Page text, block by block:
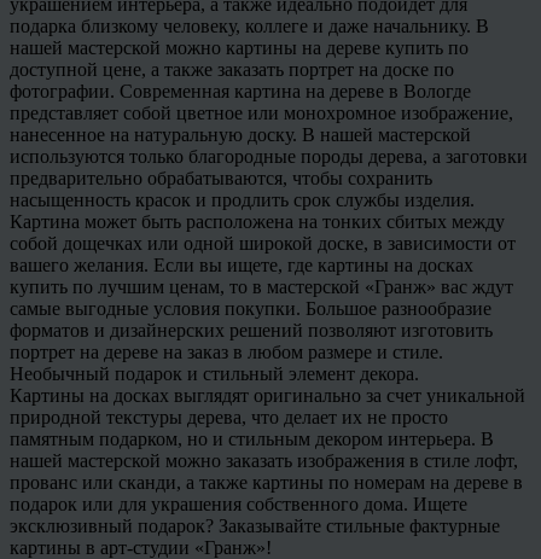
подарка близкому человеку, коллеге и даже начальнику. В
нашей мастерской можно картины на дереве купить по
доступной цене, а также заказать портрет на доске по
фотографии. Современная картина на дереве в Вологде
представляет собой цветное или монохромное изображение,
нанесенное на натуральную доску. В нашей мастерской
используются только благородные породы дерева, а заготовки
предварительно обрабатываются, чтобы сохранить
насыщенность красок и продлить срок службы изделия.
Картина может быть расположена на тонких сбитых между
собой дощечках или одной широкой доске, в зависимости от
вашего желания. Если вы ищете, где картины на досках
купить по лучшим ценам, то в мастерской «Гранж» вас ждут
самые выгодные условия покупки. Большое разнообразие
форматов и дизайнерских решений позволяют изготовить
портрет на дереве на заказ в любом размере и стиле.
Необычный подарок и стильный элемент декора.
Картины на досках выглядят оригинально за счет уникальной
природной текстуры дерева, что делает их не просто
памятным подарком, но и стильным декором интерьера. В
нашей мастерской можно заказать изображения в стиле лофт,
прованс или сканди, а также картины по номерам на дереве в
подарок или для украшения собственного дома. Ищете
эксклюзивный подарок? Заказывайте стильные фактурные
картины в арт-студии «Гранж»!